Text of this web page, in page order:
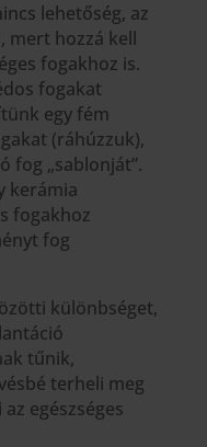
lehetőség, az
mert hozzá kell
fogakhoz is.
fogakat
egy fém
(ráhúzzuk),
fog „sablonját”.
kerámia
fogakhoz
fog
különbséget,
tűnik,
terheli meg
egészséges